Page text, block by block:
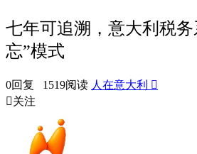
七年可追溯，意大利税
忘”模式
0回复 1519阅读 人在意大利 
关注